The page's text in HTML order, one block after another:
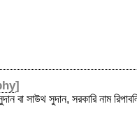
]
বা সাউথ সুদান, সরকারি নাম